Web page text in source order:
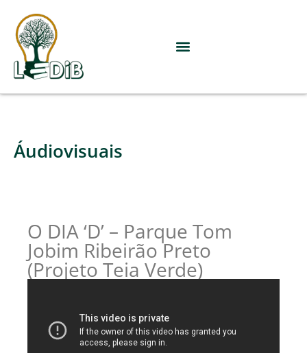
Áudiovisuais
O DIA ‘D’ – Parque Tom
Jobim Ribeirão Preto
(Projeto Teia Verde)